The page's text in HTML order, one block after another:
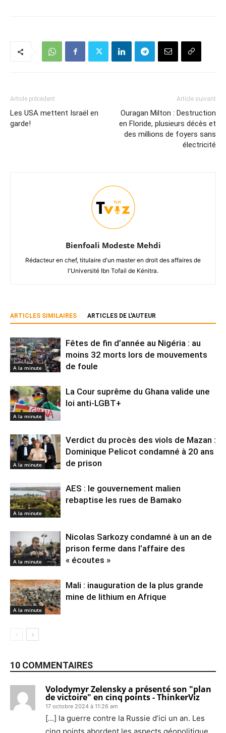
Article précédent
Les USA mettent Israël en
garde!
Article suivant
Ouragan Milton : Destruction
en Floride, plusieurs décès et
des millions de foyers sans
électricité
Bienfoali Modeste Mehdi
Rédacteur en chef, titulaire d'un master en droit des affaires de
l'Université Ibn Tofail de Kénitra.
ARTICLES SIMILAIRES ARTICLES DE L'AUTEUR
A la minute
Fêtes de fin d’année au Nigéria : au
moins 32 morts lors de mouvements
de foule
A la minute
La Cour suprême du Ghana valide une
loi anti-LGBT+
A la minute
Verdict du procès des viols de Mazan :
Dominique Pelicot condamné à 20 ans
de prison
A la minute
AES : le gouvernement malien
rebaptise les rues de Bamako
A la minute
Nicolas Sarkozy condamné à un an de
prison ferme dans l’affaire des
« écoutes »
A la minute
Mali : inauguration de la plus grande
mine de lithium en Afrique
10 COMMENTAIRES
Volodymyr Zelensky a présenté son "plan
de victoire" en cinq points - ThinkerViz
17 octobre 2024 à 11:26 am
[…] la guerre contre la Russie d’ici un an. Les